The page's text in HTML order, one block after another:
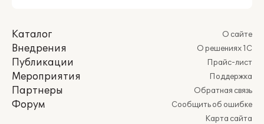
Каталог
Внедрения
Публикации
Мероприятия
Партнеры
Форум
О сайте
О решениях 1С
Прайс-лист
Поддержка
Обратная связь
Сообщить об ошибке
Карта сайта